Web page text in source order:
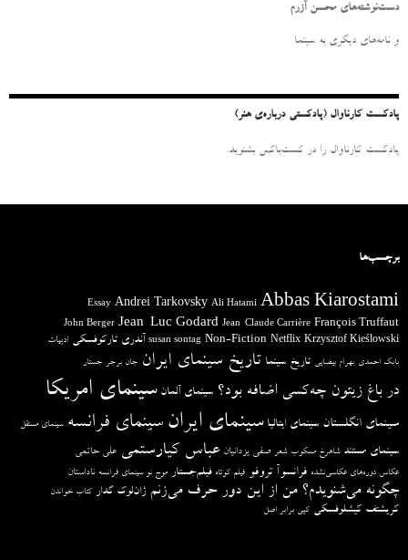
و
ر
دست‌نوشته‌های محسن آزرم
و نامه‌‌های دیگری به سینما
پادکست کارناوال (پادکستی درباره‌ی هنر)
پادکست کارناوال را در کست‌باکس بشنوید.
برچسب‌ها
Abbas Kiarostami
Ali Hatami
Andrei Tarkovsky
Essay
François Truffaut
Jean-Claude Carrière
Jean-Luc Godard
John Berger
Krzysztof Kieślowski
Netflix
Non-Fiction
susan sontag آندری تارکوفسکی ادبیات
بابک احمدی بهرام بیضایی تاریخ سینما تاریخ سینمای ایران جان برجر جستار
در باغ زیتون چه‌کسی اضافه بود؟ سینمای آلمان سینمای امریکا
سینمای انگلستان سینمای ایتالیا سینمای ایران سینمای فرانسه سینمای مستقل
سینمای مستند شاهرخ مسکوب شعر صفی یزدانیان عباس کیارستمی علی حاتمی
عکاس دوره‌های عکاسی‌نشده فرانسوآ تروفو فیلم کوتاه فیلم‌جستار موج نو سینمای فرانسه ناداستان
چگونه می‌شنویدم؟ من از این دور حرف می‌زنم ژان‌لوک گدار کتاب خواندن
کریشتف کیشلوفسکی کپی برابر اصل